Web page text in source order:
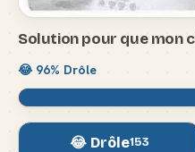
Solution pour que mon
😂 96% Drôle
😂 Drôle153